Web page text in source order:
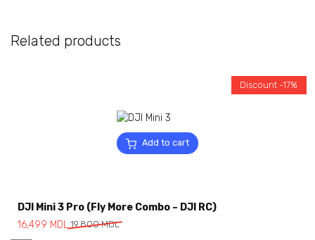
Related products
Add to cart
Discount -17%
DJI Mini 3 Pro (Fly More Combo – DJI RC)
19,800MDL
16,499 MDL